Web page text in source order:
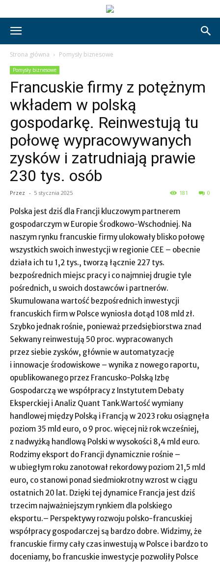
Strona główna Pomysły biznesowe
Pomysły biznesowe
Francuskie firmy z potężnym
wkładem w polską
gospodarkę. Reinwestują tu
połowę wypracowywanych
zysków i zatrudniają prawie
230 tys. osób
Przez - 5 stycznia 2025 0
181
Polska jest dziś dla Francji kluczowym partnerem
gospodarczym w Europie Środkowo-Wschodniej. Na
naszym rynku francuskie firmy ulokowały blisko połowę
wszystkich swoich inwestycji w regionie CEE – obecnie
działa ich tu 1,2 tys., tworzą łącznie 227 tys.
bezpośrednich miejsc pracy i co najmniej drugie tyle
pośrednich, u swoich dostawców i partnerów.
Skumulowana wartość bezpośrednich inwestycji
francuskich firm w Polsce wyniosła dotąd 108 mld zł.
Szybko jednak rośnie, ponieważ przedsiębiorstwa znad
Sekwany reinwestują 50 proc. wypracowanych
przez siebie zysków, głównie w automatyzację
i innowacje środowiskowe – wynika z nowego raportu,
opublikowanego przez Francusko-Polską Izbę
Gospodarczą we współpracy z Instytutem Debaty
Eksperckiej i Analiz Quant Tank.Wartość wymiany
handlowej między Polską i Francją w 2023 roku osiągnęła
poziom 35 mld euro, o 9 proc. więcej niż rok wcześniej,
z nadwyżką handlową Polski w wysokości 8,4 mld euro.
Rodzimy eksport do Francji dynamicznie rośnie –
w ubiegłym roku zanotował rekordowy poziom 21,5 mld
euro, co stanowi ponad siedmiokrotny wzrost w ciągu
ostatnich 20 lat. Dzięki tej dynamice Francja jest dziś
trzecim najważniejszym rynkiem dla polskiego
eksportu.– Perspektywy rozwoju polsko-francuskiej
współpracy gospodarczej są bardzo dobre. Widzimy, że
francuskie firmy cały czas inwestują w Polsce i bardzo to
doceniamy, bo francuskie inwestycje pozwoliły Polsce